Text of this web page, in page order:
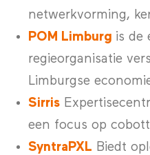
netwerkvorming,
POM Limburg is de
regieorganisatie
Limburgse
Sirris
een focus op
SyntraPXL Biedt